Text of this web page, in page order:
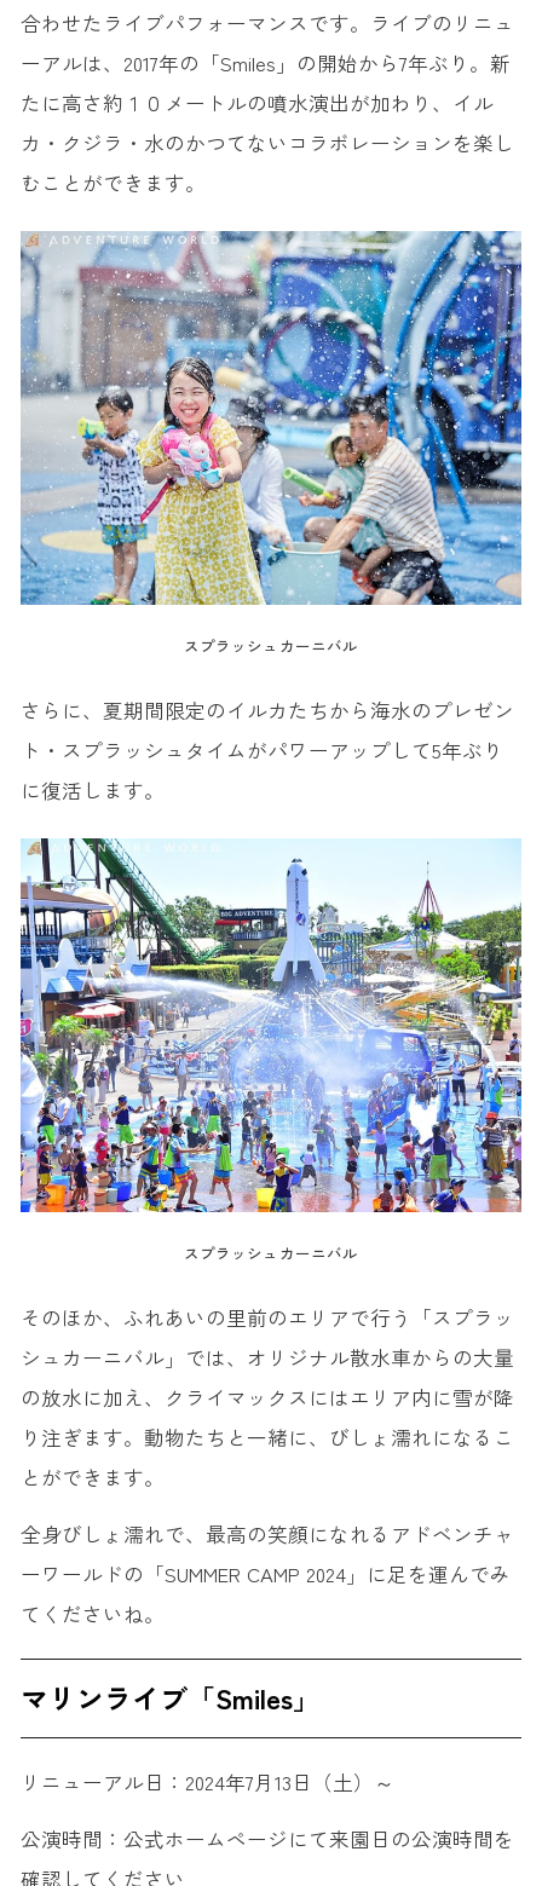
合わせたライブパフォーマンスです。ライブのリニュ
ーアルは、2017年の「Smiles」の開始から7年ぶり。新
たに高さ約１０メートルの噴水演出が加わり、イル
カ・クジラ・水のかつてないコラボレーションを楽し
むことができます。
スプラッシュカーニバル
さらに、夏期間限定のイルカたちから海水のプレゼン
ト・スプラッシュタイムがパワーアップして5年ぶり
に復活します。
スプラッシュカーニバル
そのほか、ふれあいの里前のエリアで行う「スプラッ
シュカーニバル」では、オリジナル散水車からの大量
の放水に加え、クライマックスにはエリア内に雪が降
り注ぎます。動物たちと一緒に、びしょ濡れになるこ
とができます。
全身びしょ濡れで、最高の笑顔になれるアドベンチャ
ーワールドの「SUMMER CAMP 2024」に足を運んでみ
てくださいね。
マリンライブ「Smiles」
リニューアル日：2024年7月13日（土）～
公演時間：公式ホームページにて来園日の公演時間を
確認してください